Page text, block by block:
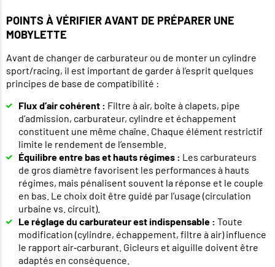
POINTS À VÉRIFIER AVANT DE PRÉPARER UNE
MOBYLETTE
Avant de changer de carburateur ou de monter un cylindre
sport/racing, il est important de garder à l’esprit quelques
principes de base de compatibilité :
Flux d’air cohérent : Filtre à air, boîte à clapets, pipe
d’admission, carburateur, cylindre et échappement
constituent une même chaîne. Chaque élément restrictif
limite le rendement de l’ensemble.
Équilibre entre bas et hauts régimes : Les carburateurs
de gros diamètre favorisent les performances à hauts
régimes, mais pénalisent souvent la réponse et le couple
en bas. Le choix doit être guidé par l’usage (circulation
urbaine vs. circuit).
Le réglage du carburateur est indispensable : Toute
modification (cylindre, échappement, filtre à air) influence
le rapport air‑carburant. Gicleurs et aiguille doivent être
adaptés en conséquence.